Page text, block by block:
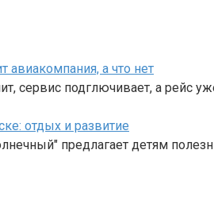
авиакомпания, а что нет
сервис подглючивает, а рейс
отдых и развитие
предлагает детям